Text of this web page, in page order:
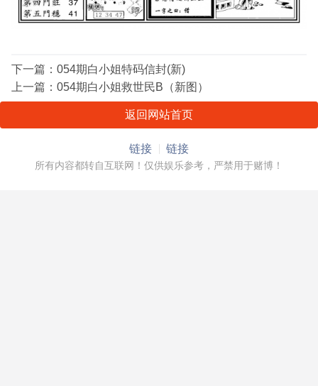
下一篇： 054期白小姐特码信封(新)
上一篇： 054期白小姐救世民B（新图）
返回网站首页
链接 链接
所有内容都转自互联网！仅供娱乐参考，严禁用于赌博！